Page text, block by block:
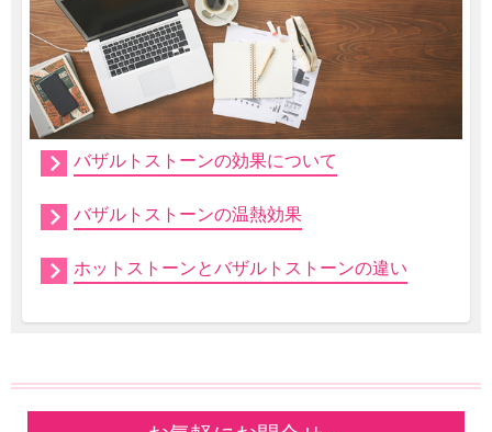
バザルトストーンの効果について
バザルトストーンの温熱効果
ホットストーンとバザルトストーンの違い